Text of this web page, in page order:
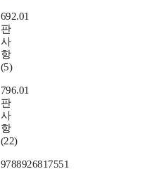
692.01
판
사
항
(5)
796.01
판
사
항
(22)
9788926817551